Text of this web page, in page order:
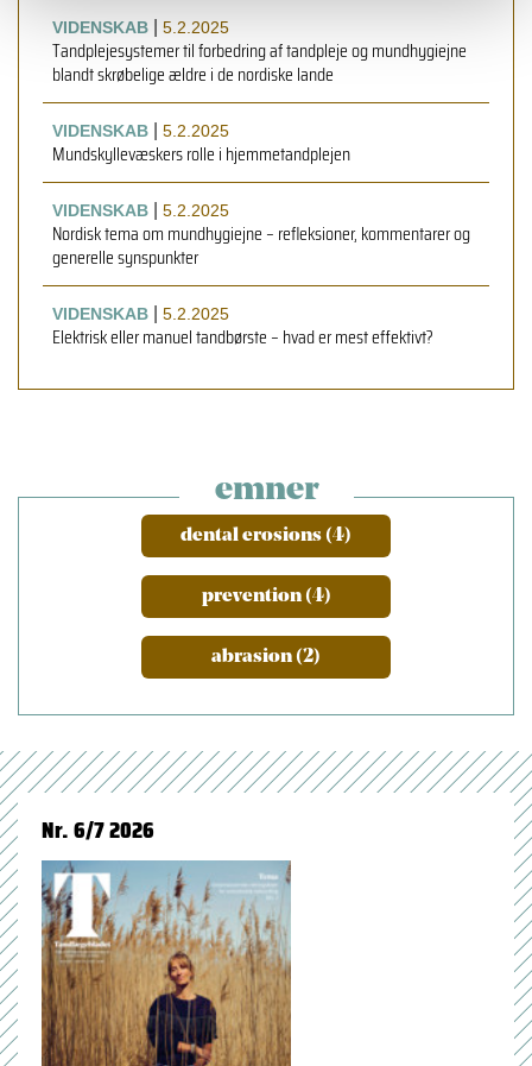
VIDENSKAB 5.2.2025
Tandplejesystemer til forbedring af tandpleje og mundhygiejne
blandt skrøbelige ældre i de nordiske lande
VIDENSKAB 5.2.2025
Mundskyllevæskers rolle i hjemmetandplejen
VIDENSKAB 5.2.2025
Nordisk tema om mundhygiejne – refleksioner, kommentarer og
generelle synspunkter
VIDENSKAB 5.2.2025
Elektrisk eller manuel tandbørste – hvad er mest effektivt?
emner
dental erosions (4)
prevention (4)
abrasion (2)
Nr. 6/7 2026